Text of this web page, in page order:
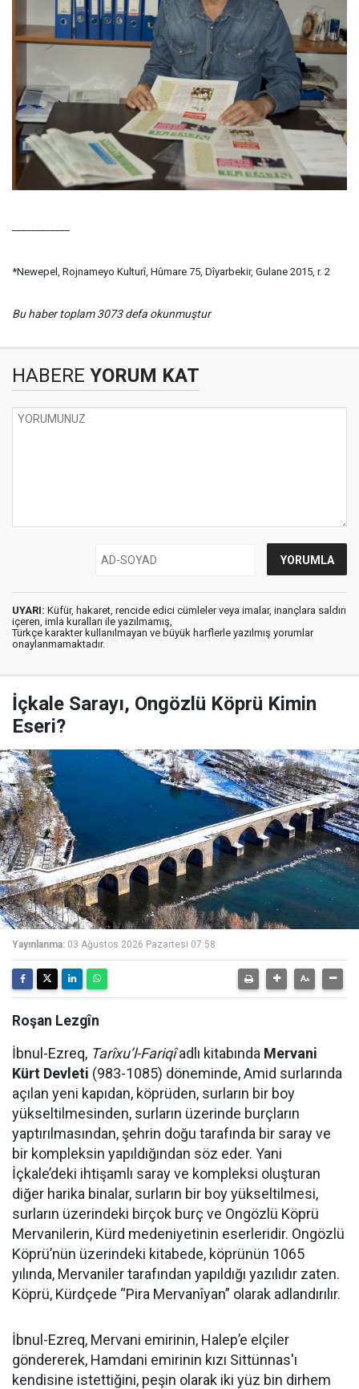
*Newepel, Rojnameyo Kulturî, Hûmare 75, Dîyarbekir, Gulane 2015, r. 2
Bu haber toplam 3073 defa okunmuştur
HABERE YORUM KAT
UYARI: Küfür, hakaret, rencide edici cümleler veya imalar, inançlara saldırı
içeren, imla kuralları ile yazılmamış,
Türkçe karakter kullanılmayan ve büyük harflerle yazılmış yorumlar
onaylanmamaktadır.
İçkale Sarayı, Ongözlü Köprü Kimin
Eseri?
Yayınlanma: 03 Ağustos 2026 Pazartesi 07:58
Roşan Lezgîn
İbnul-Ezreq, Tarîxu’l-Fariqîadlı kitabında Mervani
Kürt Devleti (983-1085) döneminde, Amid surlarında
açılan yeni kapıdan, köprüden, surların bir boy
yükseltilmesinden, surların üzerinde burçların
yaptırılmasından, şehrin doğu tarafında bir saray ve
bir kompleksin yapıldığından söz eder. Yani
İçkale’deki ihtişamlı saray ve kompleksi oluşturan
diğer harika binalar, surların bir boy yükseltilmesi,
surların üzerindeki birçok burç ve Ongözlü Köprü
Mervanilerin, Kürd medeniyetinin eserleridir. Ongözlü
Köprü’nün üzerindeki kitabede, köprünün 1065
yılında, Mervaniler tarafından yapıldığı yazılıdır zaten.
Köprü, Kürdçede “Pira Mervanîyan” olarak adlandırılır.
İbnul-Ezreq, Mervani emirinin, Halep’e elçiler
göndererek, Hamdani emirinin kızı Sittünnas'ı
kendisine istettiğini, peşin olarak iki yüz bin dirhem